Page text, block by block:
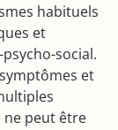
habituels
et
social.
et
ne peut être